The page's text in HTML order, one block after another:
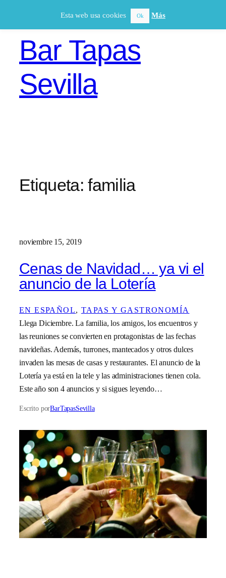
Bar Tapas
Sevilla
Etiqueta:familia
noviembre 15, 2019
Cenas de Navidad… ya vi el
anuncio de la Lotería
EN ESPAÑOL, TAPAS Y GASTRONOMÍA
Llega Diciembre. La familia, los amigos, los encuentros y
las reuniones se convierten en protagonistas de las fechas
navideñas. Además, turrones, mantecados y otros dulces
invaden las mesas de casas y restaurantes. El anuncio de la
Lotería ya está en la tele y las administraciones tienen cola.
Este año son 4 anuncios y si sigues leyendo…
Escrito porBarTapasSevilla
Esta web usa cookies Ok Más